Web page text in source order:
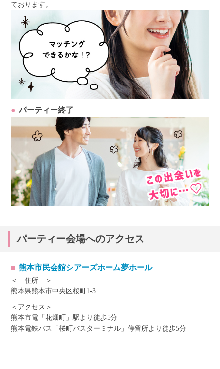
ております。
パーティー終了
パーティー会場へのアクセス
熊本市民会館シアーズホーム夢ホール
＜ 住所 ＞
熊本県熊本市中央区桜町1-3
＜アクセス＞
熊本市電「花畑町」駅より徒歩5分
熊本電鉄バス「桜町バスターミナル」停留所より徒歩5分